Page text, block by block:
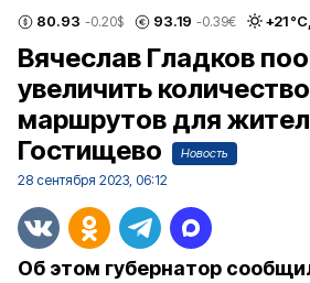
80.93 -0.20$ 93.19 -0.39€ +21°С,
Вячеслав Гладков
увеличить
маршрутов для
Гостищево
Новость
28 сентября 2023, 06:12
Об этом губернатор